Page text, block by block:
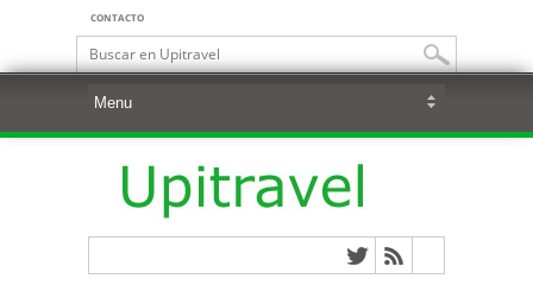
CONTACTO